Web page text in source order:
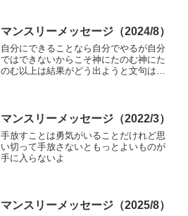
マンスリーメッセージ（2024/8）
自分にできることなら自分でやるが自分
ではできないからこそ神にたのむ神にた
のむ以上は結果がどう出ようと文句はい
マンスリーメッセージ（2022/3）
手放すことは勇気がいることだけれど思
い切って手放さないともっとよいものが
手に入らないよ
マンスリーメッセージ（2025/8）